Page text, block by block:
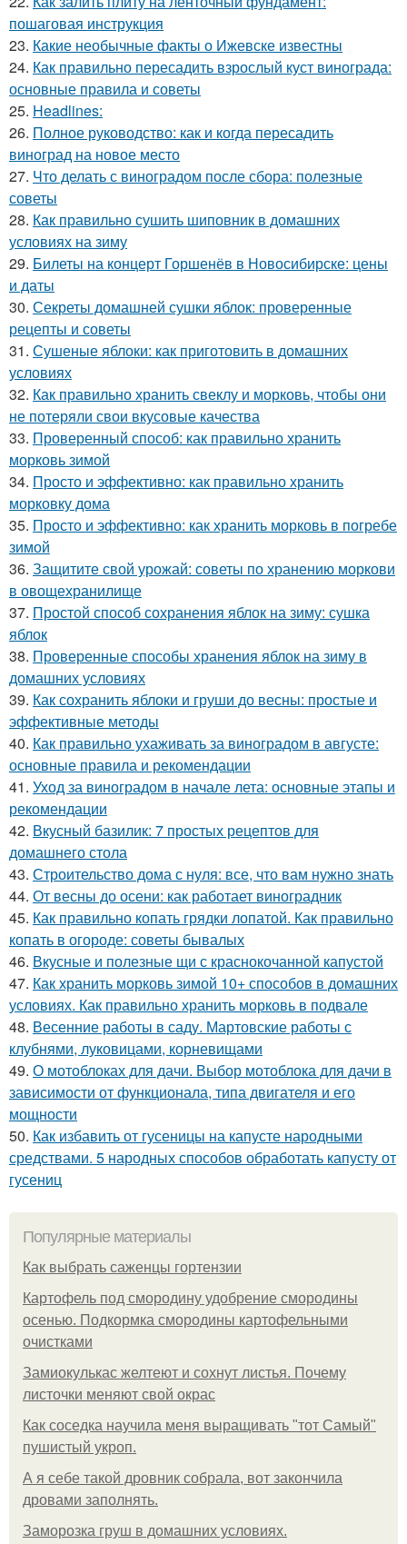
пошаговая инструкция
23. Какие необычные факты о Ижевске известны
24. Как правильно пересадить взрослый куст винограда:
основные правила и советы
25. Headlines:
26. Полное руководство: как и когда пересадить
виноград на новое место
27. Что делать с виноградом после сбора: полезные
советы
28. Как правильно сушить шиповник в домашних
условиях на зиму
29. Билеты на концерт Горшенёв в Новосибирске: цены
и даты
30. Секреты домашней сушки яблок: проверенные
рецепты и советы
31. Сушеные яблоки: как приготовить в домашних
условиях
32. Как правильно хранить свеклу и морковь, чтобы они
не потеряли свои вкусовые качества
33. Проверенный способ: как правильно хранить
морковь зимой
34. Просто и эффективно: как правильно хранить
морковку дома
35. Просто и эффективно: как хранить морковь в погребе
зимой
36. Защитите свой урожай: советы по хранению моркови
в овощехранилище
37. Простой способ сохранения яблок на зиму: сушка
яблок
38. Проверенные способы хранения яблок на зиму в
домашних условиях
39. Как сохранить яблоки и груши до весны: простые и
эффективные методы
40. Как правильно ухаживать за виноградом в августе:
основные правила и рекомендации
41. Уход за виноградом в начале лета: основные этапы и
рекомендации
42. Вкусный базилик: 7 простых рецептов для
домашнего стола
43. Строительство дома с нуля: все, что вам нужно знать
44. От весны до осени: как работает виноградник
45. Как правильно копать грядки лопатой. Как правильно
копать в огороде: советы бывалых
46. Вкусные и полезные щи с краснокочанной капустой
47. Как хранить морковь зимой 10+ способов в домашних
условиях. Как правильно хранить морковь в подвале
48. Весенние работы в саду. Мартовские работы с
клубнями, луковицами, корневищами
49. О мотоблоках для дачи. Выбор мотоблока для дачи в
зависимости от функционала, типа двигателя и его
мощности
50. Как избавить от гусеницы на капусте народными
средствами. 5 народных способов обработать капусту от
гусениц
Популярные материалы
Как выбрать саженцы гортензии
Картофель под смородину удобрение смородины
осенью. Подкормка смородины картофельными
очистками
Замиокулькас желтеют и сохнут листья. Почему
листочки меняют свой окрас
Как соседка научила меня выращивать "тот Самый"
пушистый укроп.
А я себе такой дровник собрала, вот закончила
дровами заполнять.
Заморозка груш в домашних условиях.